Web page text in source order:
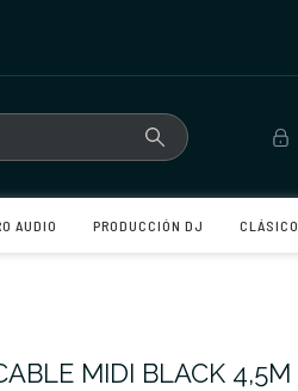
AUDIO PRODUCCIÓN DJ CLÁSICO
MIDI BLACK 4,5M